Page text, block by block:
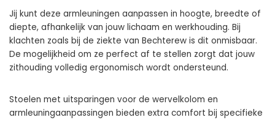
Jij kunt deze armleuningen aanpassen in hoogte, breedte of
diepte, afhankelijk van jouw lichaam en werkhouding. Bij
klachten zoals bij de ziekte van Bechterew is dit onmisbaar.
De mogelijkheid om ze perfect af te stellen zorgt dat jouw
zithouding volledig ergonomisch wordt ondersteund.
Stoelen met uitsparingen voor de wervelkolom en
armleuningaanpassingen bieden extra comfort bij specifieke